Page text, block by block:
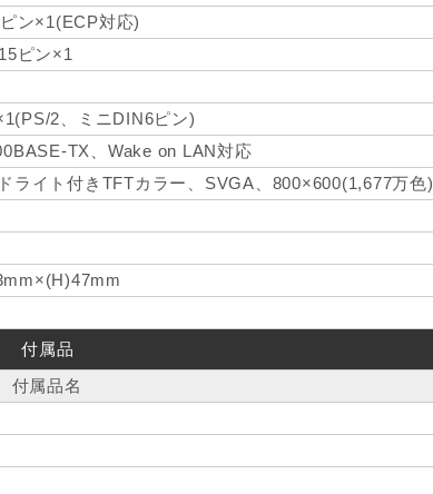
ン×1(ECP対応)
ピン×1
2、ミニDIN6ピン)
TX、Wake on LAN対応
ライト付きTFTカラー、SVGA、800×600(1,677万色)
付属品
付属品名